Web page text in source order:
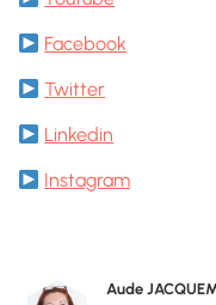
Facebook
Twitter
Linkedin
Instagram
Aude